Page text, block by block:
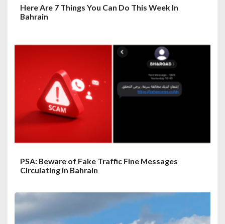
Here Are 7 Things You Can Do This Week In
Bahrain
PSA: Beware of Fake Traffic Fine Messages
Circulating in Bahrain